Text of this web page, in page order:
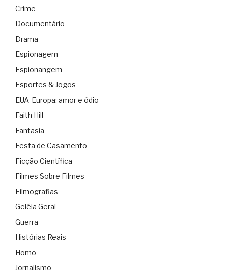
Crime
Documentário
Drama
Espionagem
Espionangem
Esportes & Jogos
EUA-Europa: amor e ódio
Faith Hill
Fantasia
Festa de Casamento
Ficção Científica
Filmes Sobre Filmes
Filmografias
Geléia Geral
Guerra
Histórias Reais
Homo
Jornalismo